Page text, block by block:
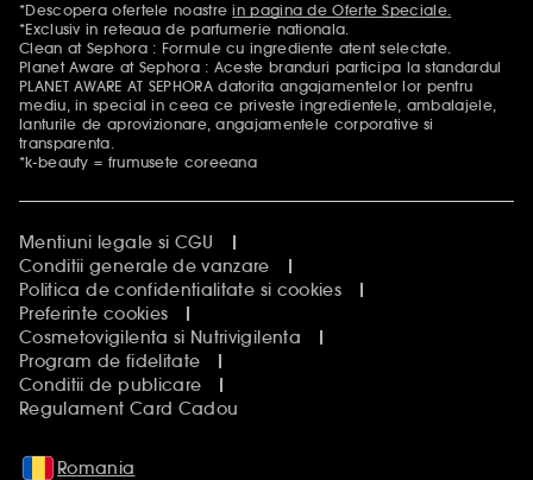
Mentiuni aditionale
*Descopera ofertele noastrein pagina de Oferte Speciale.
*Exclusiv in reteaua de parfumerie nationala.
Clean at Sephora : Formule cu ingrediente atent selectate.
Planet Aware at Sephora : Aceste branduri participa la standardul
PLANET AWARE AT SEPHORA datorita angajamentelor lor pentru
mediu, in special in ceea ce priveste ingredientele, ambalajele,
lanturile de aprovizionare, angajamentele corporative si
transparenta.
*k-beauty = frumusete coreeana
Mentiuni legale si CGU
Conditii generale de vanzare
Politica de confidentialitate si cookies
Preferinte cookies
Cosmetovigilenta si Nutrivigilenta
Program de fidelitate
Conditii de publicare
Regulament Card Cadou
Romania